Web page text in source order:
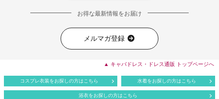
お得な最新情報をお届け
メルマガ登録
▲ キャバドレス・ドレス通販 トップページへ
コスプレ衣装をお探しの方はこちら 水着をお探しの方はこちら
浴衣をお探しの方はこちら